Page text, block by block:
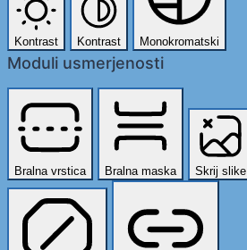
Kontrast Kontrast Monokromatski
Moduli usmerjenosti
Bralna vrstica Bralna maska Skrij slike